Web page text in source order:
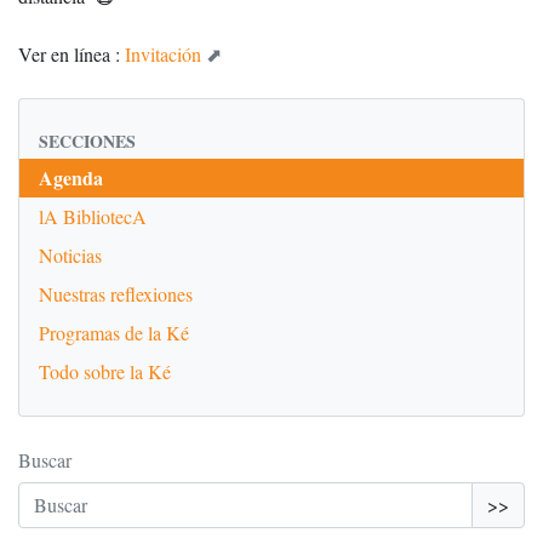
Ver en línea : Invitación
SECCIONES
Agenda
lA BibliotecA
Noticias
Nuestras reflexiones
Programas de la Ké
Todo sobre la Ké
Buscar
>>